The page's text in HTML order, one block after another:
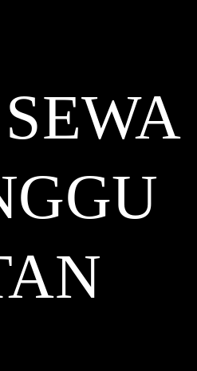
SEWA